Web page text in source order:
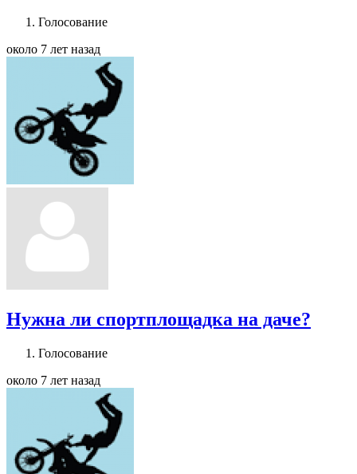
Голосование
около 7 лет назад
Нужна ли спортплощадка на даче?
Голосование
около 7 лет назад